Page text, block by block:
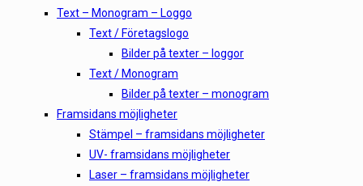
Text – Monogram – Loggo
Text / Företagslogo
Bilder på texter – loggor
Text / Monogram
Bilder på texter – monogram
Framsidans möjligheter
Stämpel – framsidans möjligheter
UV- framsidans möjligheter
Laser – framsidans möjligheter